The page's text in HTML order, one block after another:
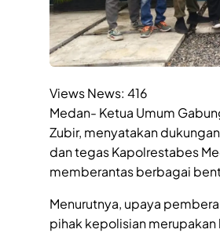
Views News: 416
Medan- Ketua Umum
Zubir, menyatakan
dan tegas Kapolrestabes
memberantas berbagai
Menurutnya, upaya
pihak kepolisian